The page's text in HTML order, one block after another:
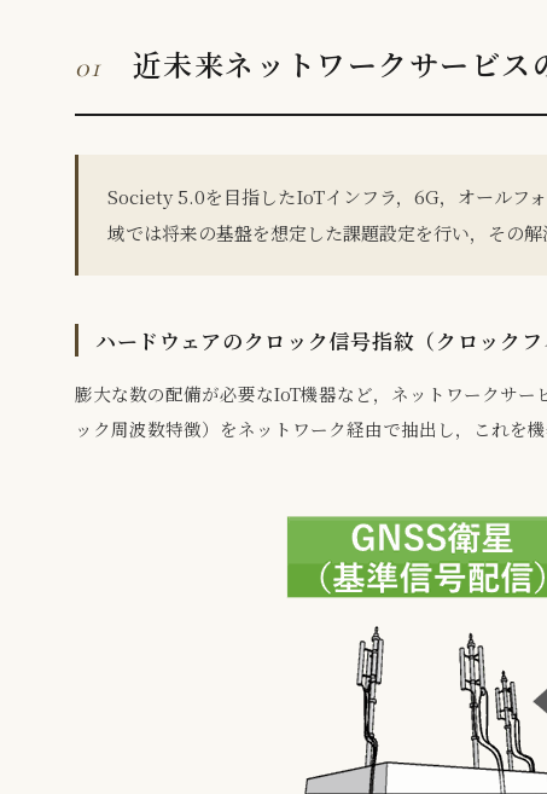
01 近未来ネットワークサービス
Society 5.0を目指したIoTインフラ，6G，オールフ
域では将来の基盤を想定した課題設定を行い，その
ハードウェアのクロック信号指紋（クロック
膨大な数の配備が必要なIoT機器など，ネットワークサ
ック周波数特徴）をネットワーク経由で抽出し，これを